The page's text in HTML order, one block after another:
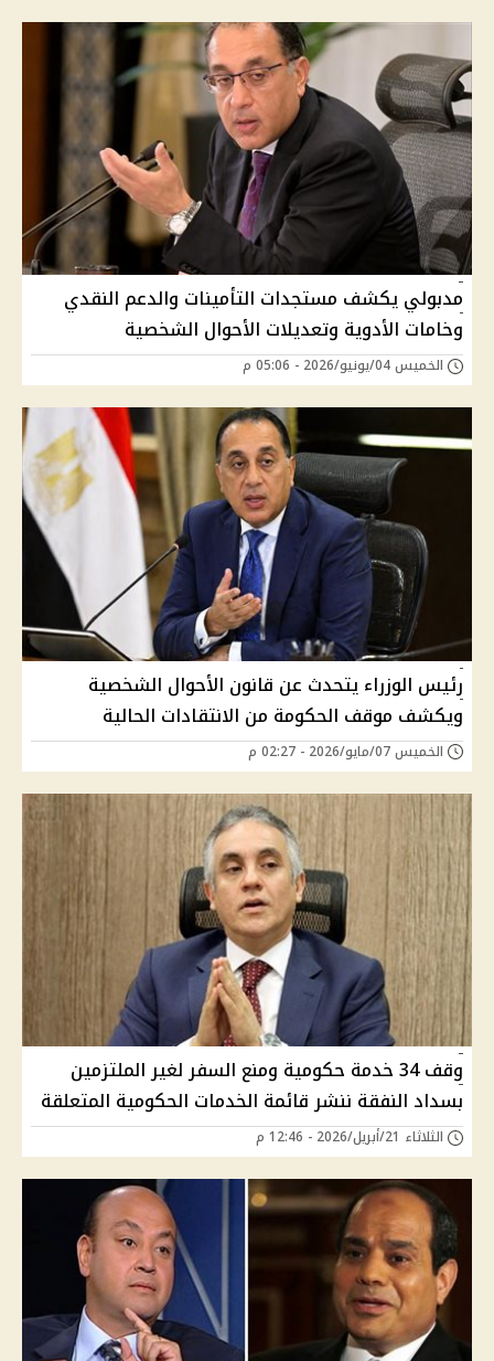
مدبولي يكشف مستجدات التأمينات والدعم النقدي
وخامات الأدوية وتعديلات الأحوال الشخصية
الخميس 04/يونيو/2026 - 05:06 م
رئيس الوزراء يتحدث عن قانون الأحوال الشخصية
ويكشف موقف الحكومة من الانتقادات الحالية
الخميس 07/مايو/2026 - 02:27 م
وقف 34 خدمة حكومية ومنع السفر لغير الملتزمين
بسداد النفقة ننشر قائمة الخدمات الحكومية المتعلقة
الثلاثاء 21/أبريل/2026 - 12:46 م